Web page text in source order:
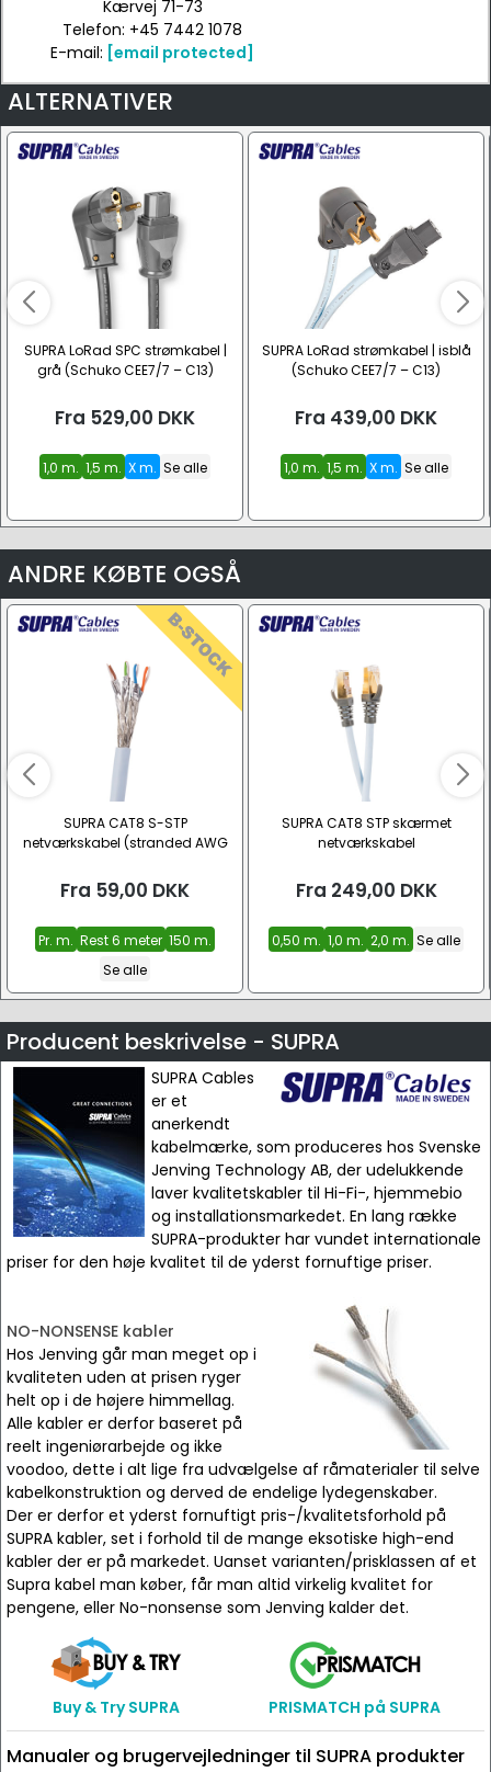
Kærvej 71-73
Telefon: +45 7442 1078
E-mail: [email protected]
ALTERNATIVER
SUPRA LoRad SPC strømkabel |
grå (Schuko CEE7/7 – C13)
Fra 529,00 DKK
1,0 m. 1,5 m. X m. Se alle
SUPRA LoRad strømkabel | isblå
(Schuko CEE7/7 – C13)
Fra 439,00 DKK
1,0 m. 1,5 m. X m. Se alle
ANDRE KØBTE OGSÅ
SUPRA CAT8 S-STP
netværkskabel (stranded AWG
Fra 59,00 DKK
Pr. m. Rest 6 meter 150 m.
Se alle
SUPRA CAT8 STP skærmet
netværkskabel
Fra 249,00 DKK
0,50 m. 1,0 m. 2,0 m. Se alle
Producent beskrivelse - SUPRA
SUPRA Cables
er et
anerkendt
kabelmærke, som produceres hos Svenske
Jenving Technology AB, der udelukkende
laver kvalitetskabler til Hi-Fi-, hjemmebio
og installationsmarkedet. En lang række
SUPRA-produkter har vundet internationale
priser for den høje kvalitet til de yderst fornuftige priser.
NO-NONSENSE kabler
Hos Jenving går man meget op i
kvaliteten uden at prisen ryger
helt op i de højere himmellag.
Alle kabler er derfor baseret på
reelt ingeniørarbejde og ikke
voodoo, dette i alt lige fra udvælgelse af råmaterialer til selve
kabelkonstruktion og derved de endelige lydegenskaber.
Der er derfor et yderst fornuftigt pris-/kvalitetsforhold på
SUPRA kabler, set i forhold til de mange eksotiske high-end
kabler der er på markedet. Uanset varianten/prisklassen af et
Supra kabel man køber, får man altid virkelig kvalitet for
pengene, eller No-nonsense som Jenving kalder det.
Buy & Try SUPRA PRISMATCH på SUPRA
Manualer og brugervejledninger til SUPRA produkter